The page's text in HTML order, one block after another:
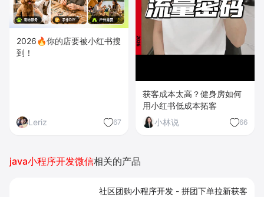
2026🔥你的店要被小红书搜
到！
Leriz 67
获客成本太高？健身房如何
用小红书低成本拓客
小林说
66
java小程序开发微信相关的产品
社区团购小程序开发 - 拼团下单拉新获客